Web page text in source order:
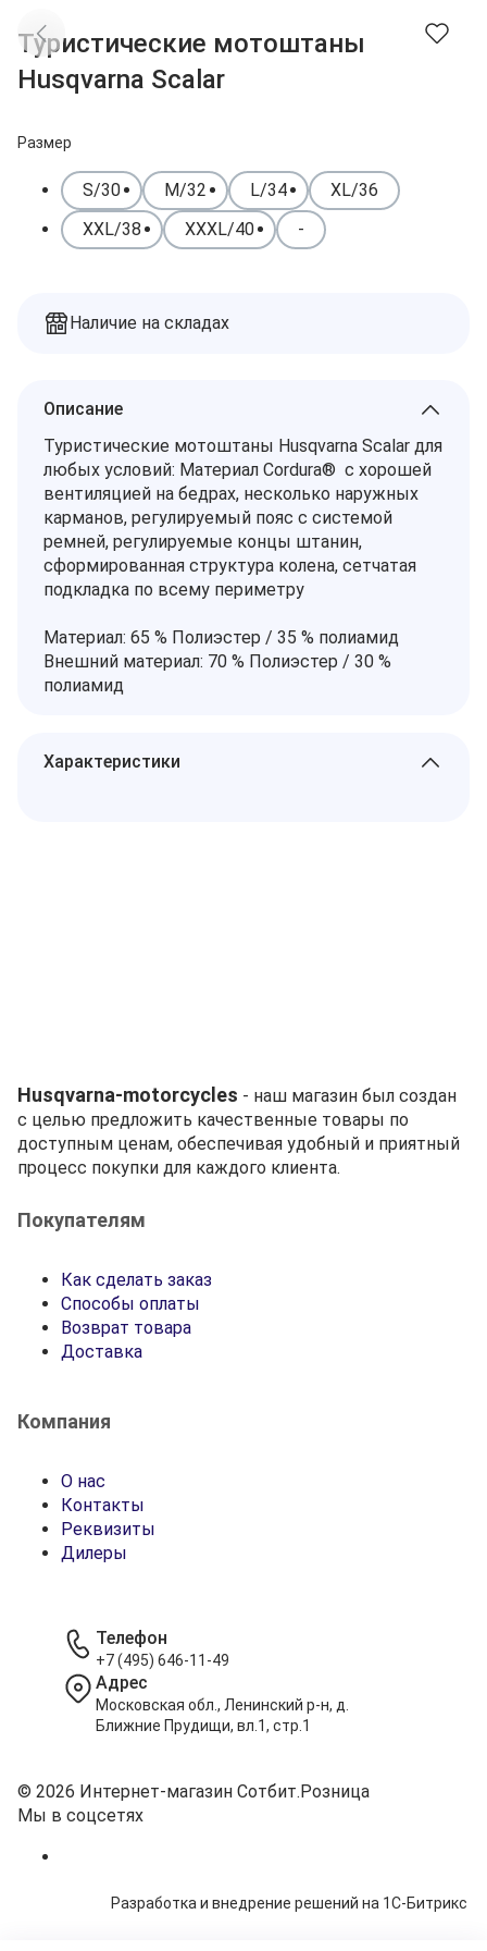
Доставка
Оплата
Контакты
Дилеры
Заказы
Избранное
Корзина
Туристические мотоштаны
Husqvarna Scalar
Размер
S/30 M/32 L/34
XL/36
XXL/38
XXXL/40 -
Наличие на складах
Описание
Туристические мотоштаны Husqvarna Scalar для
любых условий: Материал Cordura® с хорошей
вентиляцией на бедрах, несколько наружных
карманов, регулируемый пояс с системой
ремней, регулируемые концы штанин,
сформированная структура колена, сетчатая
подкладка по всему периметру
Материал: 65 % Полиэстер / 35 % полиамид
Внешний материал: 70 % Полиэстер / 30 %
полиамид
Характеристики
Husqvarna-motorcycles - наш магазин был создан
с целью предложить качественные товары по
доступным ценам, обеспечивая удобный и приятный
процесс покупки для каждого клиента.
Покупателям
Как сделать заказ
Способы оплаты
Возврат товара
Доставка
Компания
О нас
Контакты
Реквизиты
Дилеры
Телефон
+7 (495) 646-11-49
Адрес
Московская обл., Ленинский р-н, д.
Ближние Прудищи, вл.1, стр.1
© 2026 Интернет-магазин Сотбит.Розница
Мы в соцсетях
Разработка и внедрение решений на 1С-Битрикс